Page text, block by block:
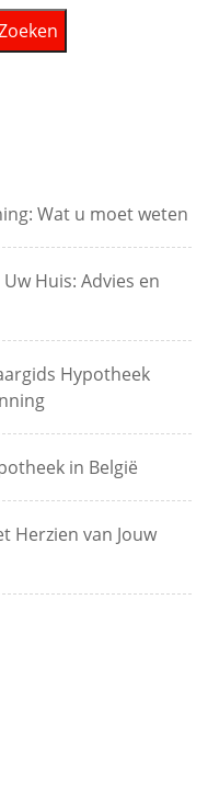
Wat u moet weten
Huis: Advies en
Hypotheek
in België
Herzien van Jouw